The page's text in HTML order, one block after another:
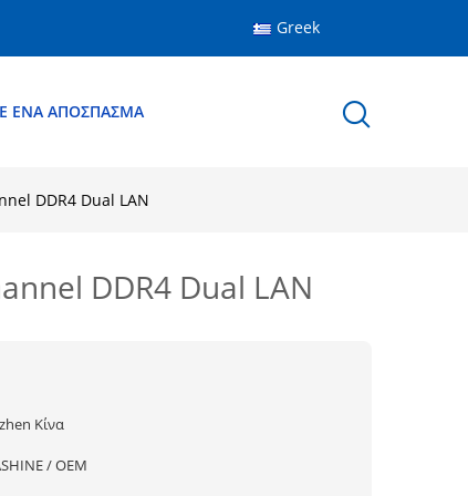
Greek
ΈΝΑ ΑΠΌΣΠΑΣΜΑ
DDR4 Dual LAN
DDR4 Dual LAN
Κίνα
/ OEM